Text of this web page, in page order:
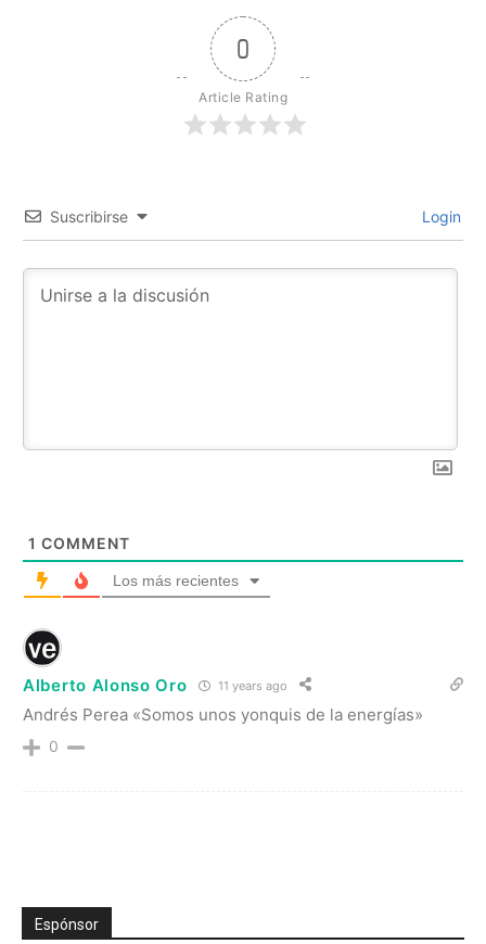
0
Article Rating
Suscribirse Login
1 COMMENT
Los más recientes
Alberto Alonso Oro 11 years ago
Andrés Perea «Somos unos yonquis de la energías»
0
Espónsor